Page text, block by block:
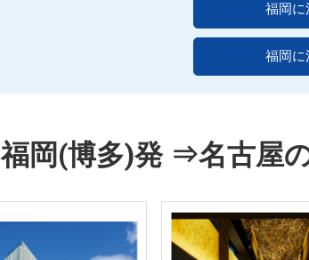
福岡に
福岡に
福岡(博多)発 ⇒名古屋